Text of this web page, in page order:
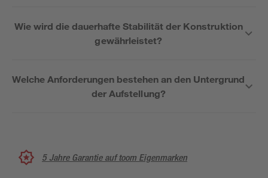
Wie wird die dauerhafte Stabilität der Konstruktion
gewährleistet?
Welche Anforderungen bestehen an den Untergrund
der Aufstellung?
5 Jahre Garantie auf toom Eigenmarken